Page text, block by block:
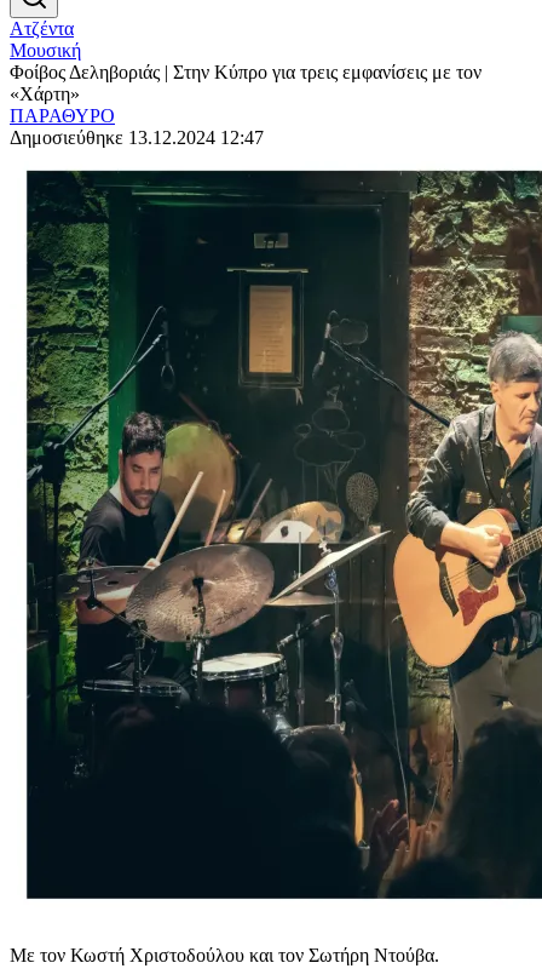
Ατζέντα
Μουσική
Φοίβος Δεληβοριάς | Στην Κύπρο για τρεις εμφανίσεις με τον
«Χάρτη»
ΠΑΡΑΘΥΡΟ
Δημοσιεύθηκε 13.12.2024 12:47
Με τον Κωστή Χριστοδούλου και τον Σωτήρη Ντούβα.